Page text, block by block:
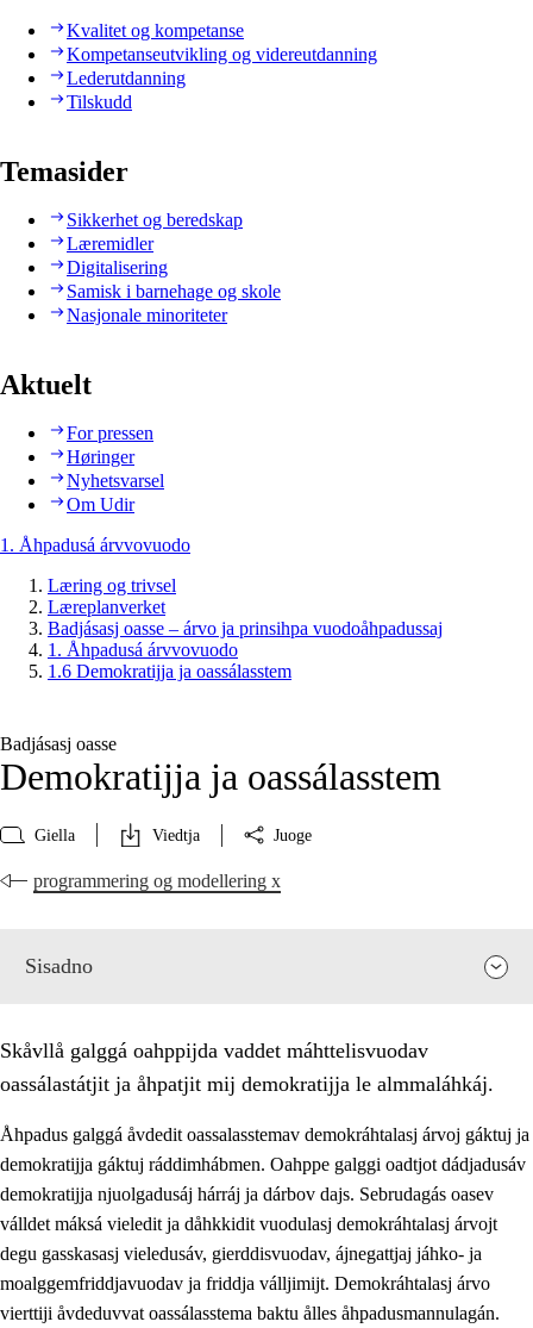
Kvalitet og kompetanse
Kompetanseutvikling og videreutdanning
Lederutdanning
Tilskudd
Temasider
Sikkerhet og beredskap
Læremidler
Digitalisering
Samisk i barnehage og skole
Nasjonale minoriteter
Aktuelt
For pressen
Høringer
Nyhetsvarsel
Om Udir
1. Åhpadusá árvvovuodo
Læring og trivsel
Læreplanverket
Badjásasj oasse – árvo ja prinsihpa vuodoåhpadussaj
1. Åhpadusá árvvovuodo
1.6 Demokratijja ja oassálasstem
Badjásasj oasse
Demokratijja ja oassálasstem
Giella Viedtja Juoge
programmering og modellering x
Sisadno
1. Åhpadusá árvvovuodo
Skåvllå galggá oahppijda vaddet máhttelisvuodav
oassálastátjit ja åhpatjit mij demokratijja le almmaláhkáj.
Åhpadus galggá åvdedit oassalasstemav demokráhtalasj árvoj gáktuj ja
demokratijja gáktuj ráddimhábmen. Oahppe galggi oadtjot dádjadusáv
demokratijja njuolgadusáj hárráj ja dárbov dajs. Sebrudagás oasev
válldet máksá vieledit ja dåhkkidit vuodulasj demokráhtalasj árvojt
degu gasskasasj vieledusáv, gierddisvuodav, ájnegattjaj jáhko- ja
moalggemfriddjavuodav ja friddja válljimijt. Demokráhtalasj árvo
vierttiji åvdeduvvat oassálasstema baktu ålles åhpadusmannulagán.